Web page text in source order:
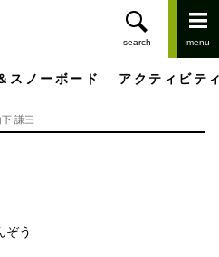
スノーボード アクティビテ
下 謙三
ぞう